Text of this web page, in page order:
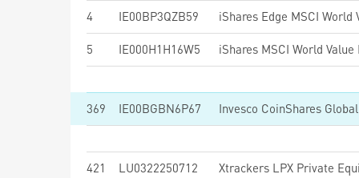
4 IE00BP3QZB59
5 IE000H1H16W5
369 IE00BGBN6P67 Invesco CoinShares
421 LU0322250712 Xtrackers LPX Private